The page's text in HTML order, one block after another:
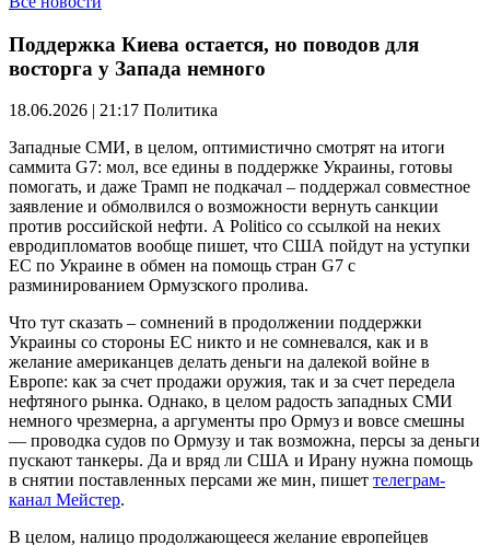
Поддержка Киева остается, но поводов для
восторга у Запада немного
18.06.2026 | 21:17 Политика
Западные СМИ, в целом, оптимистично смотрят на итоги
саммита G7: мол, все едины в поддержке Украины, готовы
помогать, и даже Трамп не подкачал – поддержал совместное
заявление и обмолвился о возможности вернуть санкции
против российской нефти. А Politico со ссылкой на неких
евродипломатов вообще пишет, что США пойдут на уступки
ЕС по Украине в обмен на помощь стран G7 с
разминированием Ормузского пролива.
Что тут сказать – сомнений в продолжении поддержки
Украины со стороны ЕС никто и не сомневался, как и в
желание американцев делать деньги на далекой войне в
Европе: как за счет продажи оружия, так и за счет передела
нефтяного рынка. Однако, в целом радость западных СМИ
немного чрезмерна, а аргументы про Ормуз и вовсе смешны
— проводка судов по Ормузу и так возможна, персы за деньги
пускают танкеры. Да и вряд ли США и Ирану нужна помощь
в снятии поставленных персами же мин, пишет телеграм-
канал Мейстер.
В целом, налицо продолжающееся желание европейцев